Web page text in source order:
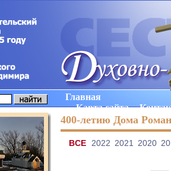
Главная
Карта сайта
400-летию Дома
ВCE 2022 2021 2020